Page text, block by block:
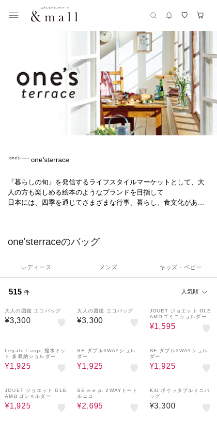
one'sterrace
『暮らしの旬』を発信するライフスタイルマーケットとして、大
人の方も楽しめる絵本のようなブランドを目指して
日本には、四季を通じてさまざまな行事、暮らし、食文化があり
それぞれの季節の行事や暮らしに、新しいアイデアや工夫をプラ
one'sterraceのバッグ
レディース メンズ キッズ・ベビー
515 件 人気順
大人の図鑑 エコバッグ
¥3,300
大人の図鑑 エコバッグ
¥3,300
JOUET ジョエット GLE
AMロゴミニショルダー
¥1,595
Legato Largo 撥水ドッ
ト 多収納ショルダー
¥1,925
SE ダブル3WAYショル
ダー
¥1,925
SE ダブル3WAYショル
ダー
¥1,925
JOUET ジョエット GLE
AMロゴショルダー
¥1,925
SE e.e.p. 2WAYトート
ルニコ
¥2,695
KiU ポケッタブルミニバ
ッグ
¥3,300